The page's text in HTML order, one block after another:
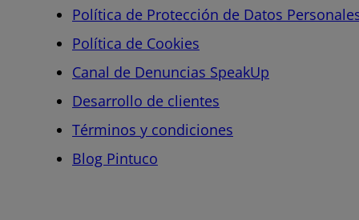
Política de Protección de Datos
Política de Cookies
Canal de Denuncias SpeakUp
Desarrollo de clientes
Términos y condiciones
Blog Pintuco